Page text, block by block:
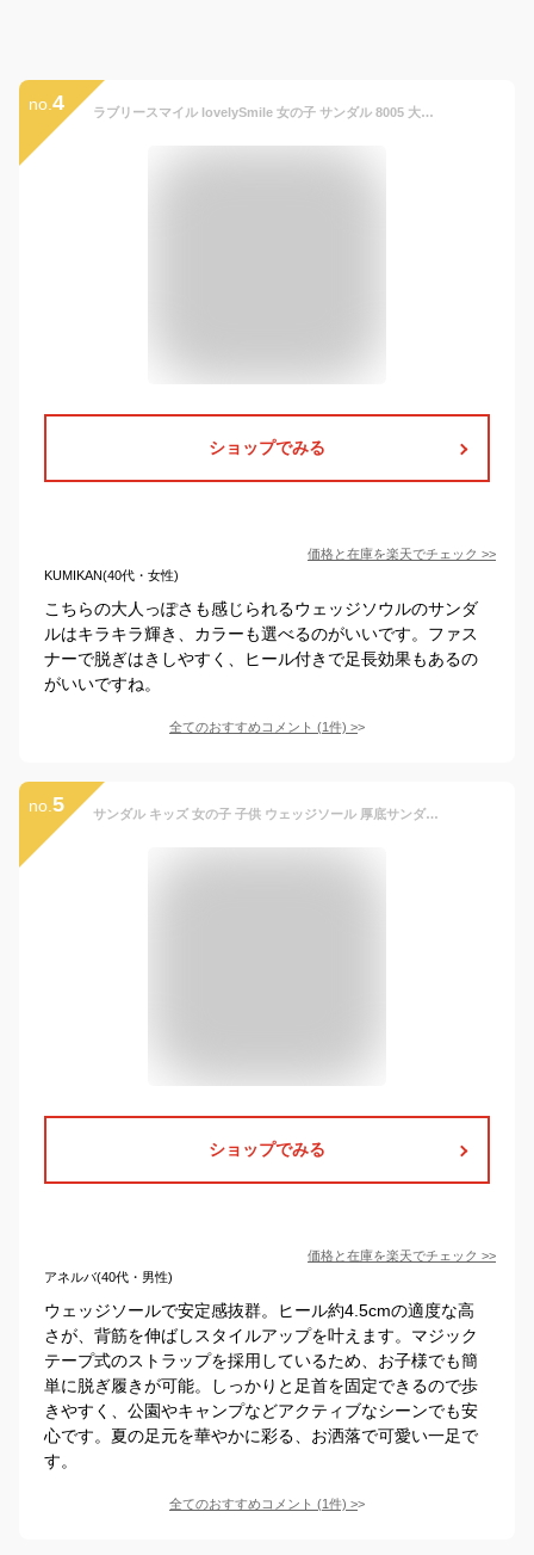
no. 4 ラブリースマイル lovelySmile 女の子 サンダル 8005 大人っぽい キッズ ジュニア 子供 ゴールドモチーフ ウエッジソール ファスナー キッズサンダル ブラック 黒 アイボリー 白 ホワイト かわいい おしゃれ キラキラ ヒール ガールズ LS8005 プレゼント 【子供・キッズ】
ショップでみる
価格と在庫を楽天でチェック >>
KUMIKAN(40代・女性)
こちらの大人っぽさも感じられるウェッジソウルのサンダ
ルはキラキラ輝き、カラーも選べるのがいいです。ファス
ナーで脱ぎはきしやすく、ヒール付きで足長効果もあるの
がいいですね。
全てのおすすめコメント (1件) >
no. 5 サンダル キッズ 女の子 子供 ウェッジソール 厚底サンダル ジュニア 可愛い お洒落 小学生 中学生 ストラップサンダル コルク風 4.5cmヒール 歩きやすい アウトドア キャンプ 夏 オープントゥ マジックテープ 子供靴 水玉 ドット ブラック 黒 ブルー ピンク デニム 5128
ショップでみる
価格と在庫を楽天でチェック >>
アネルバ(40代・男性)
ウェッジソールで安定感抜群。ヒール約4.5cmの適度な高
さが、背筋を伸ばしスタイルアップを叶えます。マジック
テープ式のストラップを採用しているため、お子様でも簡
単に脱ぎ履きが可能。しっかりと足首を固定できるので歩
きやすく、公園やキャンプなどアクティブなシーンでも安
心です。夏の足元を華やかに彩る、お洒落で可愛い一足で
す。
全てのおすすめコメント (1件) >